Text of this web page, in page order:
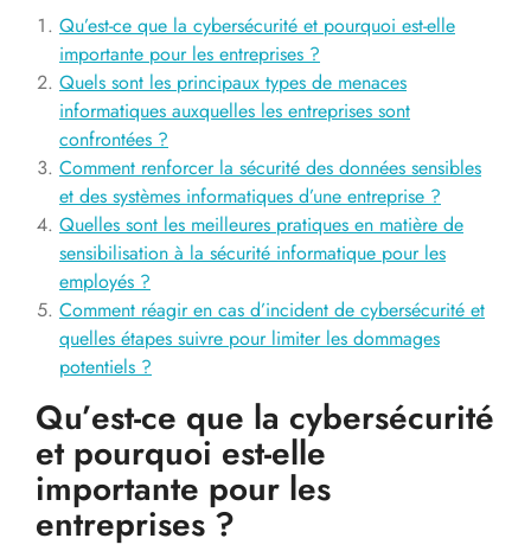
Qu’est-ce que la cybersécurité et pourquoi est-elle
importante pour les entreprises ?
Quels sont les principaux types de menaces
informatiques auxquelles les entreprises sont
confrontées ?
Comment renforcer la sécurité des données sensibles
et des systèmes informatiques d’une entreprise ?
Quelles sont les meilleures pratiques en matière de
sensibilisation à la sécurité informatique pour les
employés ?
Comment réagir en cas d’incident de cybersécurité et
quelles étapes suivre pour limiter les dommages
potentiels ?
Qu’est-ce que la cybersécurité
et pourquoi est-elle
importante pour les
entreprises ?